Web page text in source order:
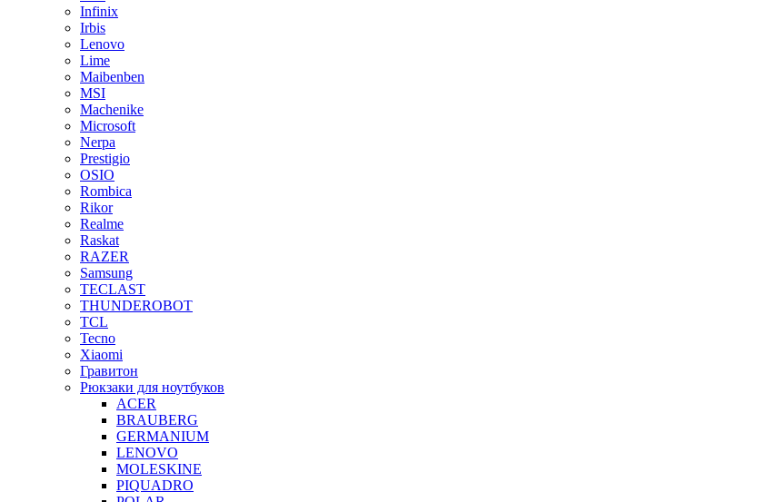
Infinix
Irbis
Lenovo
Lime
Maibenben
MSI
Machenike
Microsoft
Nerpa
Prestigio
OSIO
Rombica
Rikor
Realme
Raskat
RAZER
Samsung
TECLAST
THUNDEROBOT
TCL
Tecno
Xiaomi
Гравитон
Рюкзаки для ноутбуков
ACER
BRAUBERG
GERMANIUM
LENOVO
MOLESKINE
PIQUADRO